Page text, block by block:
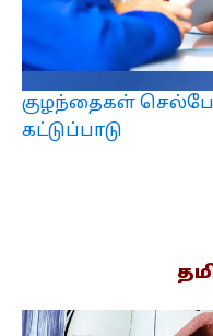
குழந்தைகள்
கட்டுப்பாடு